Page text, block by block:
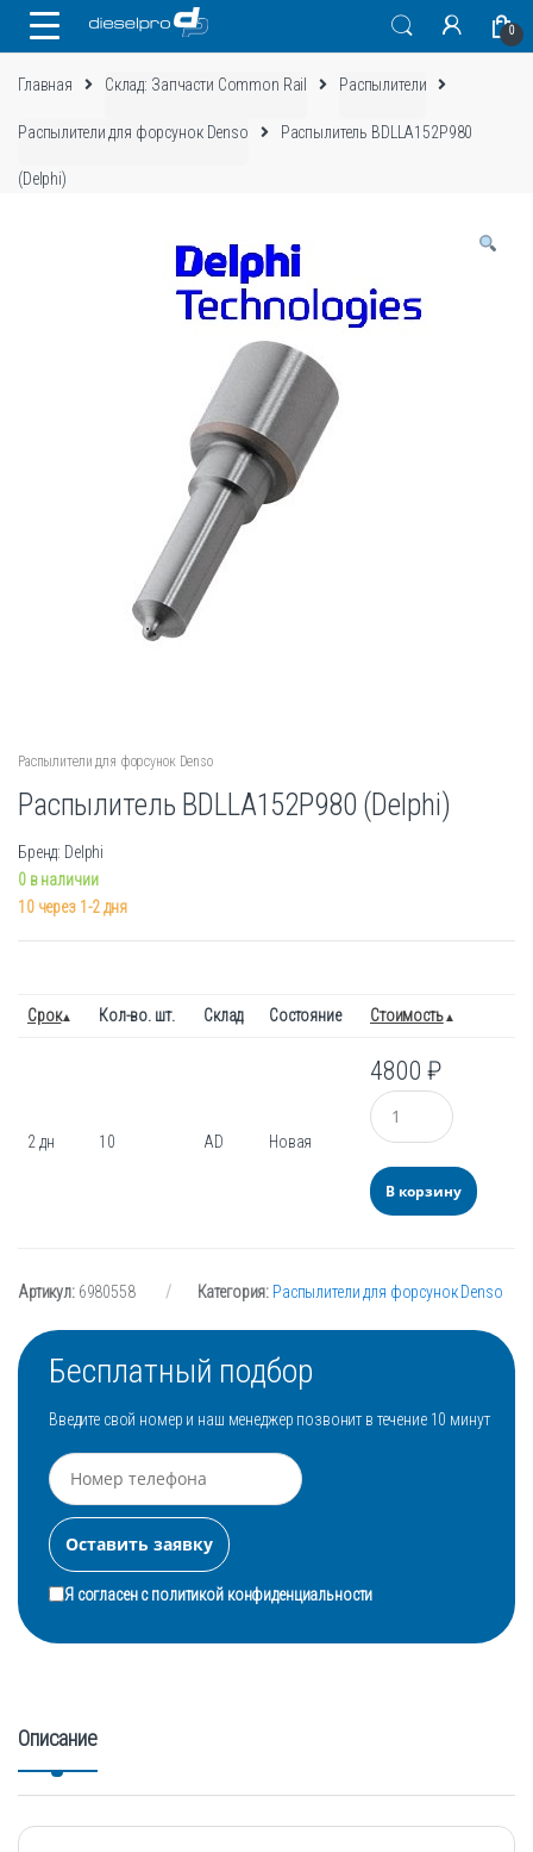
0
Главная Склад: Запчасти Common Rail Распылители
Распылители для форсунок Denso Распылитель BDLLA152P980
(Delphi)
Распылители для форсунок Denso
Распылитель BDLLA152P980 (Delphi)
Бренд: Delphi
0 в наличии
10 через 1-2 дня
Срок Кол-во. шт. Склад Состояние Стоимость
2 дн 10 AD Новая
4800₽
Количество
В корзину
Артикул: 6980558 Категория: Распылители для форсунок Denso
Бесплатный подбор
Введите свой номер и наш менеджер позвонит в течение 10 минут
Я согласен сполитикой конфиденциальности
Описание